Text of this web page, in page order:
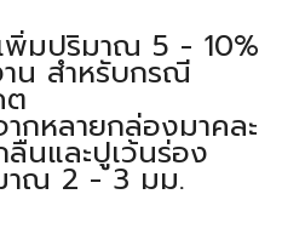
พิ่มปริมาณ 5 - 10%
น สำหรับกรณี
ต
ากหลายกล่องมาคละ
นและปูเว้นร่อง
าณ 2 - 3 มม.